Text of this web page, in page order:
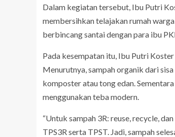
Dalam kegiatan tersebut, Ibu Putri
membersihkan telajakan rumah
berbincang santai dengan para ibu
Pada kesempatan itu, Ibu Putri
Menurutnya, sampah organik dari
komposter atau tong edan.
menggunakan teba modern.
“Untuk sampah 3R: reuse, recycle,
TPS3R serta TPST. Jadi, sampah